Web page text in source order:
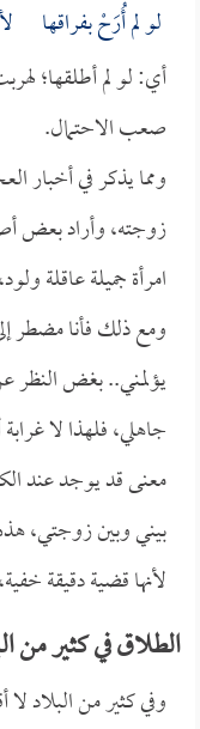
لو لم أُرَحْ بفراقها
أي: لو لم أطلقها؛
صعب الاحتمال.
ومما يذكر في أخبار
زوجته، وأراد بعض
امرأة جميلة عاقلة
ومع ذلك فأنا مضطر
يؤلمني.. بغض النظر
جاهلي، فلهذا لا
معنى قد يوجد عند
بيني وبين زوجتي،
لأنها قضية دقيقة
الطلاق في كثير من
وفي كثير من البلاد